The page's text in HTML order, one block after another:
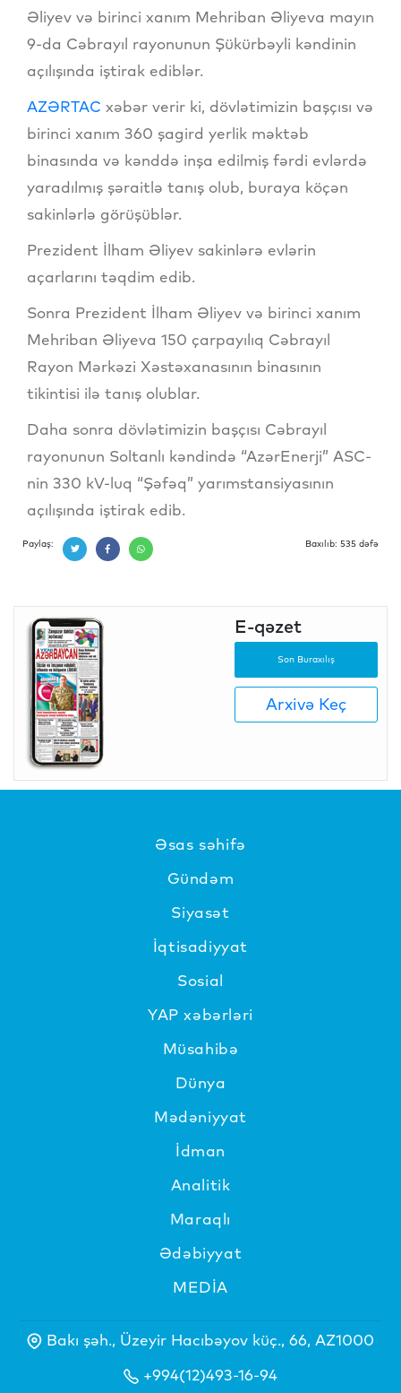
Əliyev və birinci xanım Mehriban Əliyeva mayın
9-da Cəbrayıl rayonunun Şükürbəyli kəndinin
açılışında iştirak ediblər.
AZƏRTAC xəbər verir ki, dövlətimizin başçısı və
birinci xanım 360 şagird yerlik məktəb
binasında və kənddə inşa edilmiş fərdi evlərdə
yaradılmış şəraitlə tanış olub, buraya köçən
sakinlərlə görüşüblər.
Prezident İlham Əliyev sakinlərə evlərin
açarlarını təqdim edib.
Sonra Prezident İlham Əliyev və birinci xanım
Mehriban Əliyeva 150 çarpayılıq Cəbrayıl
Rayon Mərkəzi Xəstəxanasının binasının
tikintisi ilə tanış olublar.
Daha sonra dövlətimizin başçısı Cəbrayıl
rayonunun Soltanlı kəndində “AzərEnerji” ASC-
nin 330 kV-luq “Şəfəq” yarımstansiyasının
açılışında iştirak edib.
Paylaş: Baxılıb: 535 dəfə
E-qəzet
Son Buraxılış
Arxivə Keç
Əsas səhifə
Gündəm
Siyasət
İqtisadiyyat
Sosial
YAP xəbərləri
Müsahibə
Dünya
Mədəniyyat
İdman
Analitik
Maraqlı
Ədəbiyyat
MEDİA
Bakı şəh., Üzeyir Hacıbəyov küç., 66, AZ1000
+994(12)493-16-94